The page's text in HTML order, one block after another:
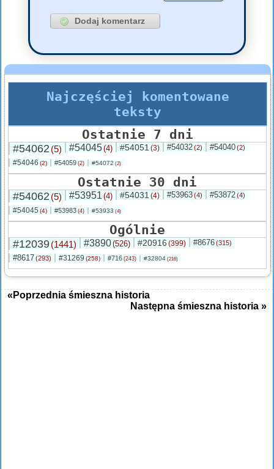
Najczęściej komentowane
teksty
Ostatnie 7 dni
#54062 (5) #54045(4) #54051 (3) #54032(2) #54040(2)
#54046 (2) #54059 (2) #54072 (2)
Ostatnie 30 dni
#54062 (5) #53951 (4) #54031 (4) #53963(4) #53872(4)
#54045 (4) #53983 (4) #53933 (4)
Ogólnie
#12039(1441) #3890(526) #20916 (399) #8676(315)
#8617(293) #31269 (258) #716 (243) #32804 (216)
«Poprzednia śmieszna historia
Następna śmieszna historia »